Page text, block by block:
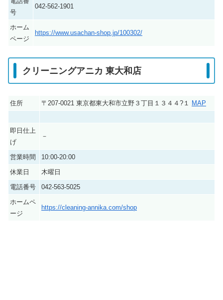
号
042-562-1901
ホーム
ページ
https://www.usachan-shop.jp/100302/
クリーニングアニカ 東大和店
住所 〒207-0021 東京都東大和市立野３丁目１３４４?１ MAP
即日仕上
げ
－
営業時間
10:00-20:00
休業日
木曜日
電話番号
042-563-5025
ホームペ
ージ
https://cleaning-annika.com/shop